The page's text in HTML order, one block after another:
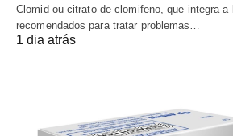
Clomid ou citrato de clomifeno, que integra
recomendados para tratar problemas…
1 dia atrás